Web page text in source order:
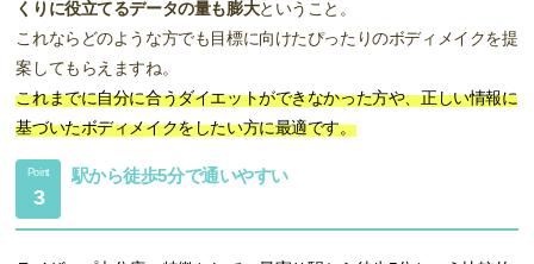
くりに役立てるデータの量も膨大ということ。
これならどのような方でも目標に向けたぴったりのボディメイクを提
案してもらえますね。
これまでに自分に合うダイエットができなかった方や、正しい情報に
基づいたボディメイクをしたい方に最適です。
Point
3
駅から徒歩5分で通いやすい